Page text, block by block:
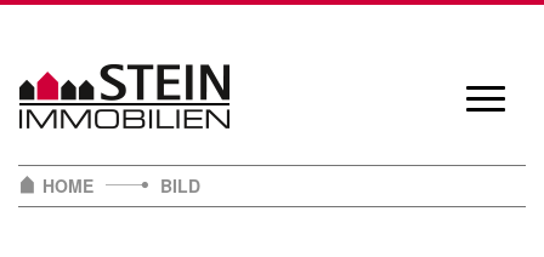
content
HOME
BILD